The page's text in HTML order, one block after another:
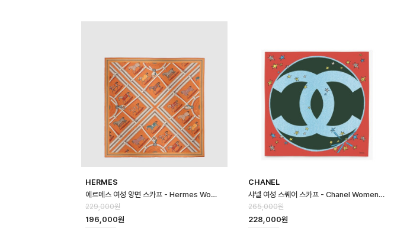
HERMES
에르메스 여성 양면 스카프 - Hermes Womens Reversible Scarf - …
229,000원
196,000원
CHANEL
샤넬 여성 스퀘어 스카프 - Chanel Womens Square Scarf - acc87…
265,000원
228,000원